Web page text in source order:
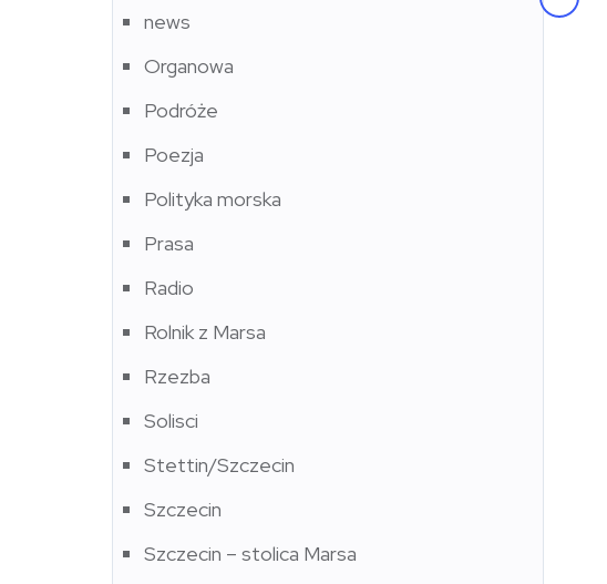
news
Organowa
Podróże
Poezja
Polityka morska
Prasa
Radio
Rolnik z Marsa
Rzezba
Solisci
Stettin/Szczecin
Szczecin
Szczecin – stolica Marsa